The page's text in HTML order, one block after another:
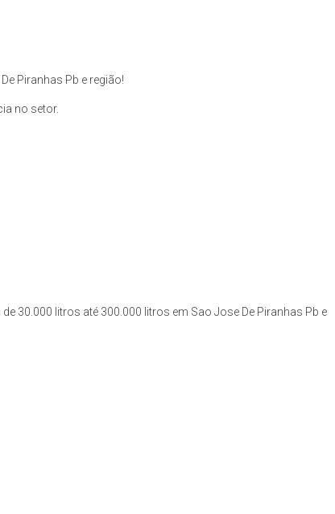
Piranhas Pb e região!
no setor.
30.000 litros até 300.000 litros em Sao Jose De Piranhas Pb e